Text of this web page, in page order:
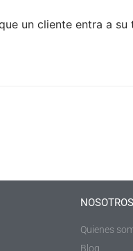
un cliente entra a
NOSOTROS
Quienes
Blog